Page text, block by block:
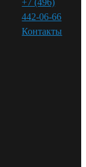
442-06-66
Контакты⁠